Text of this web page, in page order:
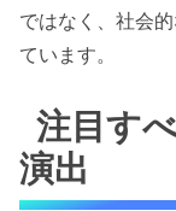
ではなく、社会
ています。
注目す
演出